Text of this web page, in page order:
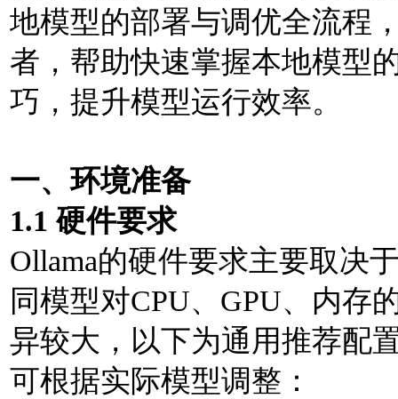
地模型的部署与调优全流程
者，帮助快速掌握本地模型
巧，提升模型运⾏效率。
⼀、环境准备
1.1 硬件要求
Ollama的硬件要求主要取决
同模型对CPU、GPU、内存
异较⼤，以下为通⽤推荐配
可根据实际模型调整：